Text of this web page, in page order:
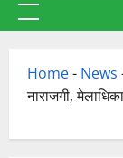
प्राथमिक
Home- News
नाराजगी,